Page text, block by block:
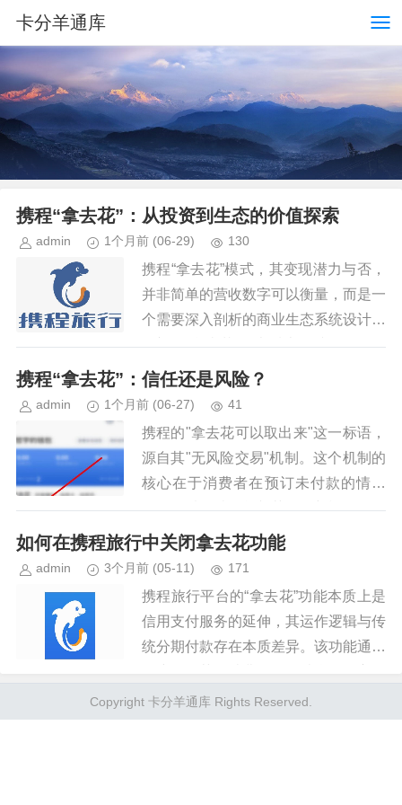
卡分羊通库
携程“拿去花”：从投资到生态的价值探索
admin 1个月前 (06-29) 130
携程“拿去花”模式，其变现潜力与否，
并非简单的营收数字可以衡量，而是一
个需要深入剖析的商业生态系统设计。
最初的“拿去花”，本质上是携程在多个
领域进行前瞻性投资，包括但不限于新
携程“拿去花”：信任还是风险？
admin 1个月前 (06-27) 41
携程的"拿去花可以取出来"这一标语，
源自其"无风险交易"机制。这个机制的
核心在于消费者在预订未付款的情况
下，可以取消订单并获得全额退款，但
若卖家拒绝提供服务，则需支付平台手
如何在携程旅行中关闭拿去花功能
admin 3个月前 (05-11) 171
携程旅行平台的“拿去花”功能本质上是
信用支付服务的延伸，其运作逻辑与传
统分期付款存在本质差异。该功能通过
控模型生成信用额度，本质上构建了用
户与平台之间的新型债权关系。...
Copyright 卡分羊通库 Rights Reserved.